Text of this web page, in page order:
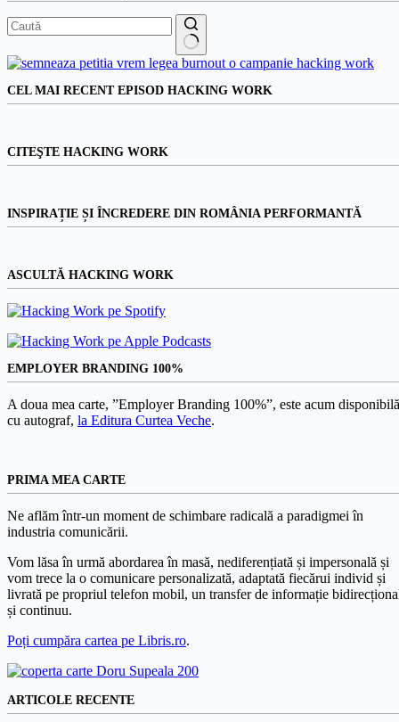
lung,
dar
fain
ambițios
Niciun
CEL MAI RECENT EPISOD HACKING WORK
CITEŞTE HACKING WORK
INSPIRAȚIE ȘI ÎNCREDERE DIN ROMÂNIA PERFORMANTĂ
ASCULTĂ HACKING WORK
EMPLOYER BRANDING 100%
A doua mea carte, ”Employer Branding 100%”, este acum
cu autograf, la Editura Curtea Veche.
PRIMA MEA CARTE
Ne aflăm într-un moment de schimbare radicală a paradigmei în
industria comunicării.
Vom lăsa în urmă abordarea în masă, nediferențiată și impersonală și
vom trece la o comunicare personalizată, adaptată fiecărui individ și
livrată pe propriul telefon mobil, un transfer de informație
și continuu.
Poți cumpăra cartea pe Libris.ro.
ARTICOLE RECENTE